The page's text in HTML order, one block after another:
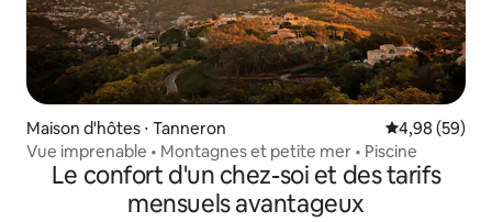
Maison d'hôtes ⋅ Tanneron Évaluation
4,98 (59)
Vue imprenable • Montagnes et petite mer • Piscine
Le confort d'un chez-soi et des tarifs
mensuels avantageux